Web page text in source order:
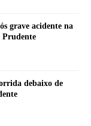
grave acidente na
Prudente
debaixo de